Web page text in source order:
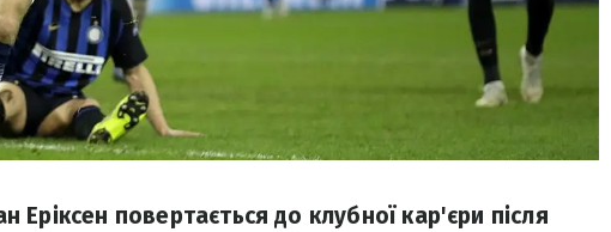
Еріксен повертається до клубної кар'єри після